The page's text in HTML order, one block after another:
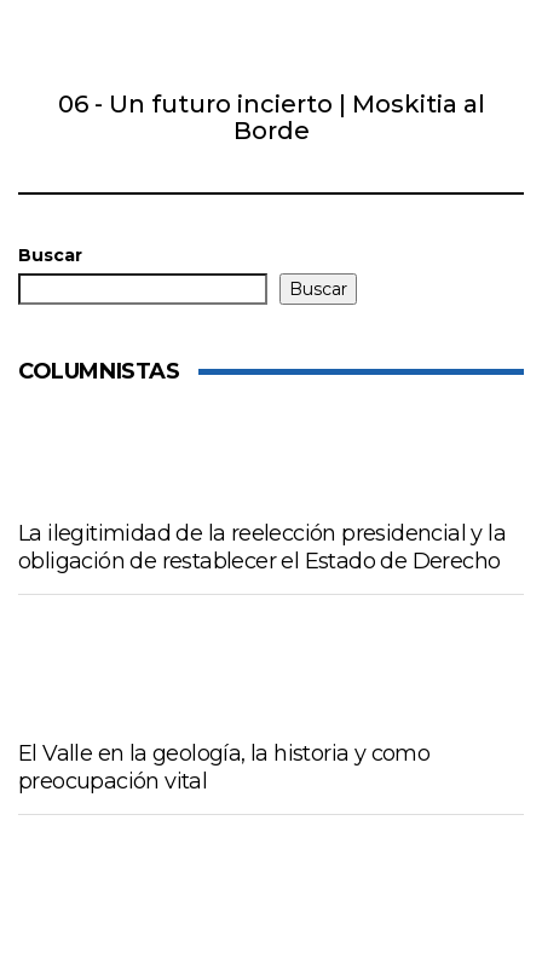
06 - Un futuro incierto | Moskitia al
Borde
Buscar
Buscar
COLUMNISTAS
La ilegitimidad de la reelección presidencial y la
obligación de restablecer el Estado de Derecho
El Valle en la geología, la historia y como
preocupación vital